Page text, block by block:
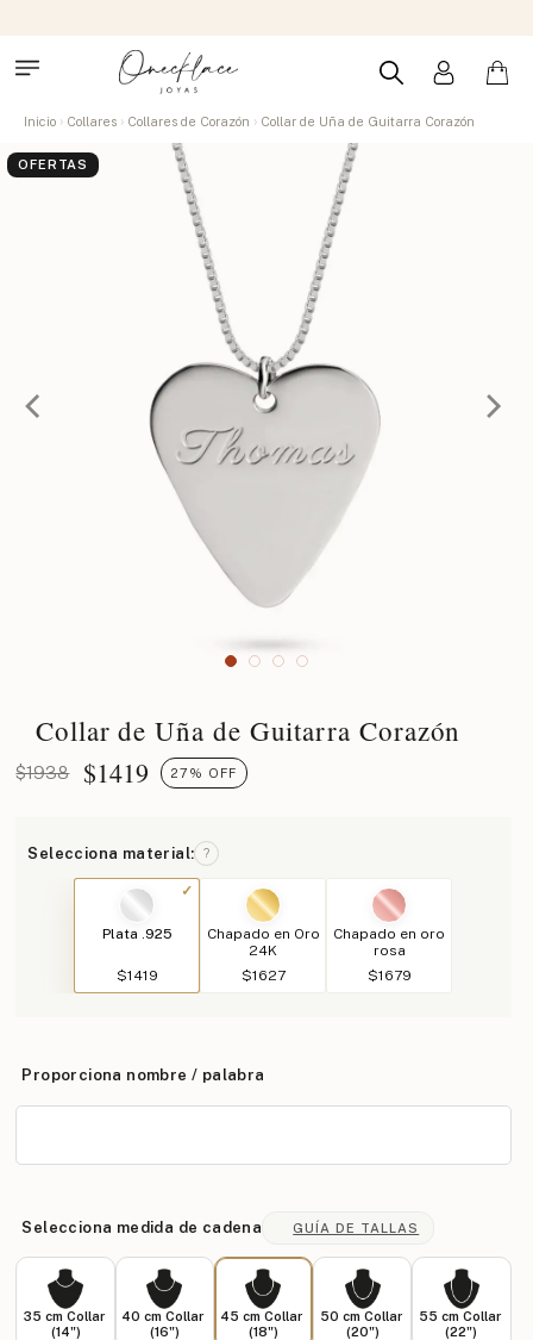
Inicio Collares Collares de Corazón Collar de Uña de Guitarra Corazón
OFERTAS
Collar de Uña de Guitarra Corazón
$1938 $1419 27% OFF
Selecciona material: ?
Plata .925
$1419
Chapado en Oro
24K
$1627
Chapado en oro
rosa
$1679
Proporciona nombre / palabra
Selecciona medida de cadena GUÍA DE TALLAS
35 cm Collar
(14")
40 cm Collar
(16")
45 cm Collar
(18")
50 cm Collar
(20")
55 cm Collar
(22")